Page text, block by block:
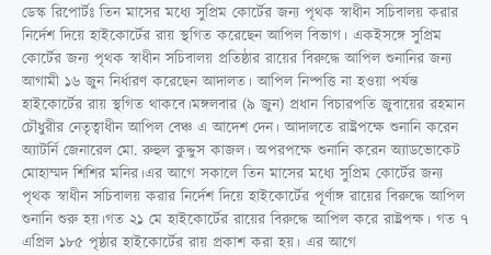
ডেস্ক রিপোর্টঃ তিন মাসের মধ্যে সুপ্রিম কোর্টের জন্য পৃথক স্বাধীন সচিবালয় করার
নির্দেশ দিয়ে হাইকোর্টের রায় স্থগিত করেছেন আপিল বিভাগ। একইসঙ্গে সুপ্রিম
কোর্টের জন্য পৃথক স্বাধীন সচিবালয় প্রতিষ্ঠার রায়ের বিরুদ্ধে আপিল শুনানির জন্য
আগামী ১৬ জুন নির্ধারণ করেছেন আদালত। আপিল নিষ্পত্তি না হওয়া পর্যন্ত
হাইকোর্টের রায় স্থগিত থাকবে।মঙ্গলবার (৯ জুন) প্রধান বিচারপতি জুবায়ের রহমান
চৌধুরীর নেতৃত্বাধীন আপিল বেঞ্চ এ আদেশ দেন। আদালতে রাষ্ট্রপক্ষে শুনানি করেন
অ্যাটর্নি জেনারেল মো. রুহুল কুদ্দুস কাজল। অপরপক্ষে শুনানি করেন অ্যাডভোকেট
মোহাম্মদ শিশির মনির।এর আগে সকালে তিন মাসের মধ্যে সুপ্রিম কোর্টের জন্য
পৃথক স্বাধীন সচিবালয় করার নির্দেশ দিয়ে হাইকোর্টের পূর্ণাঙ্গ রায়ের বিরুদ্ধে আপিল
শুনানি শুরু হয়।গত ২১ মে হাইকোর্টের রায়ের বিরুদ্ধে আপিল করে রাষ্ট্রপক্ষ। গত ৭
এপ্রিল ১৮৫ পৃষ্ঠার হাইকোর্টের রায় প্রকাশ করা হয়। এর আগে